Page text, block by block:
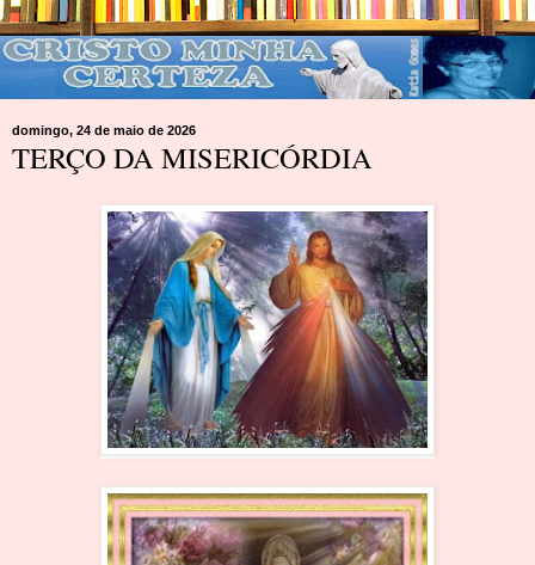
domingo, 24 de maio de 2026
TERÇO DA MISERICÓRDIA